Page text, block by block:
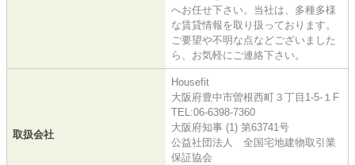
へお任せ下さい。当社は、多種多様
な賃貸情報を取り扱っております。
ご要望や不明な点などございました
ら、お気軽にご連絡下さい。
取扱会社
Housefit
大阪府豊中市曽根西町３丁目1-5-１F
TEL:06-6398-7360
大阪府知事 (1) 第63741号
公益社団法人 全国宅地建物取引業
保証協会